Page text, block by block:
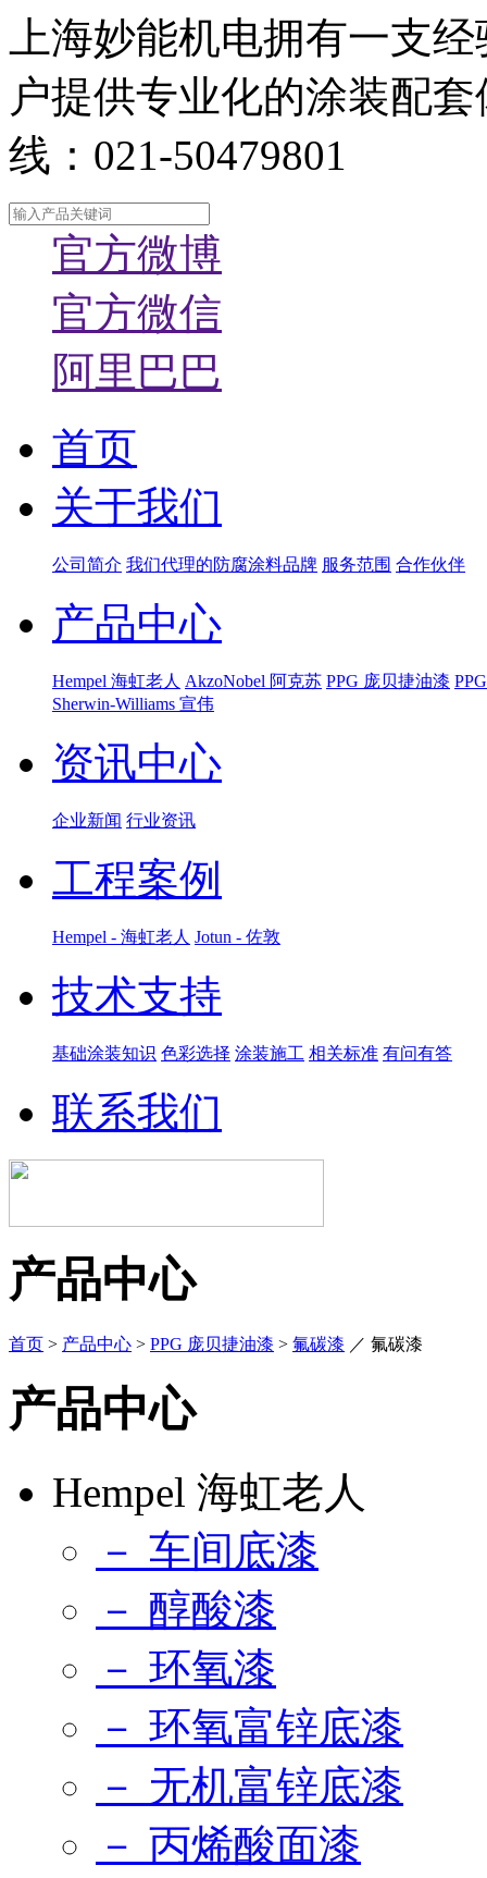
上海妙能机电拥有一支
户提供专业化的涂装配
线：021-50479801
官方微博
官方微信
阿里巴巴
首页
关于我们
公司简介 我们代理的防腐涂料品牌 服务范围 合作伙伴
产品中心
Hempel 海虹老人 AkzoNobel 阿克苏 PPG 庞贝捷油漆
Sherwin-Williams 宣伟
资讯中心
企业新闻 行业资讯
工程案例
Hempel - 海虹老人 Jotun - 佐敦
技术支持
基础涂装知识 色彩选择 涂装施工 相关标准 有问有答
联系我们
产品中心
首页 > 产品中心 > PPG 庞贝捷油漆 > 氟碳漆 ／ 氟碳漆
产品中心
Hempel 海虹老人
－ 车间底漆
－ 醇酸漆
－ 环氧漆
－ 环氧富锌底漆
－ 无机富锌底漆
－ 丙烯酸面漆